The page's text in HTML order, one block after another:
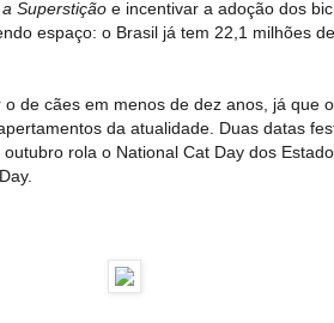
Superstição e incentivar a adoção dos
espaço: o Brasil já tem 22,1 milhões
de cães em menos de dez anos, já que
da atualidade. Duas datas
rola o National Cat Day dos